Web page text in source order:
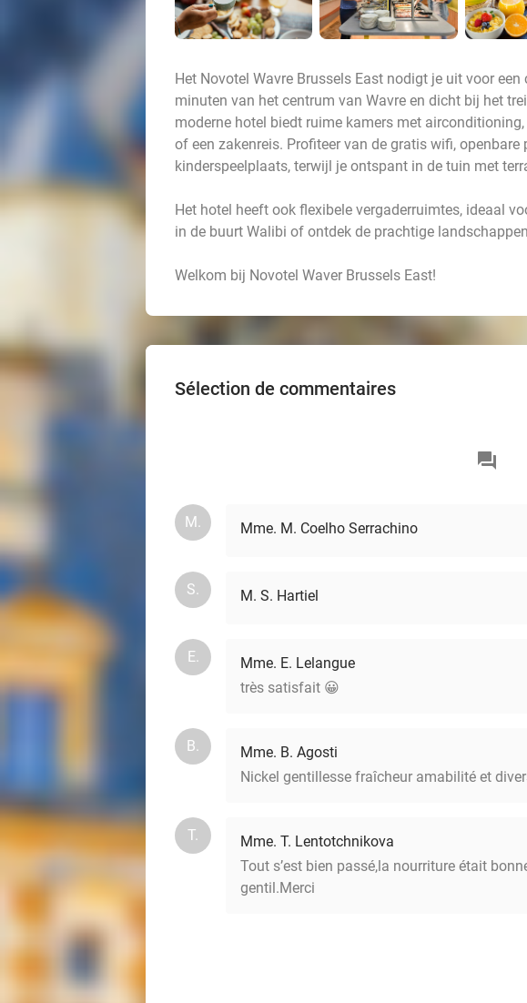
Het Novotel Wavre Brussels East nodigt je uit voor
minuten van het centrum van Wavre en dicht bij het
moderne hotel biedt ruime kamers met
of een zakenreis. Profiteer van de gratis wifi, openbare
kinderspeelplaats, terwijl je ontspant in de tuin met
Het hotel heeft ook flexibele vergaderruimtes, ideaal
in de buurt Walibi of ontdek de prachtige
Welkom bij Novotel Waver Brussels East!
Sélection de commentaires
M. Mme. M. Coelho Serrachino
S. M. S. Hartiel
E.
Mme. E. Lelangue
très satisfait 😀
B.
Mme. B. Agosti
Nickel gentillesse fraîcheur amabilité et
T.
Mme. T. Lentotchnikova
Tout s’est bien passé,la nourriture était
gentil.Merci